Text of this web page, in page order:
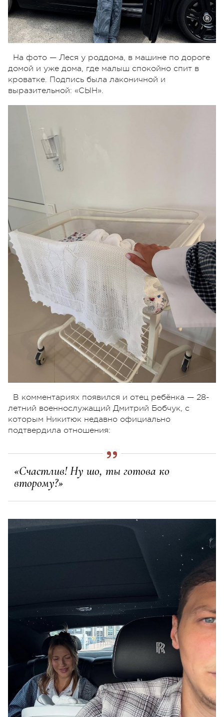
На фото — Леся у роддома, в машине по дороге
домой и уже дома, где малыш спокойно спит в
кроватке. Подпись была лаконичной и
выразительной: «СЫН».
В комментариях появился и отец ребёнка — 28-
летний военнослужащий Дмитрий Бобчук, с
которым Никитюк недавно официально
подтвердила отношения:
«Счастлив! Ну шо, ты готова ко
второму?»